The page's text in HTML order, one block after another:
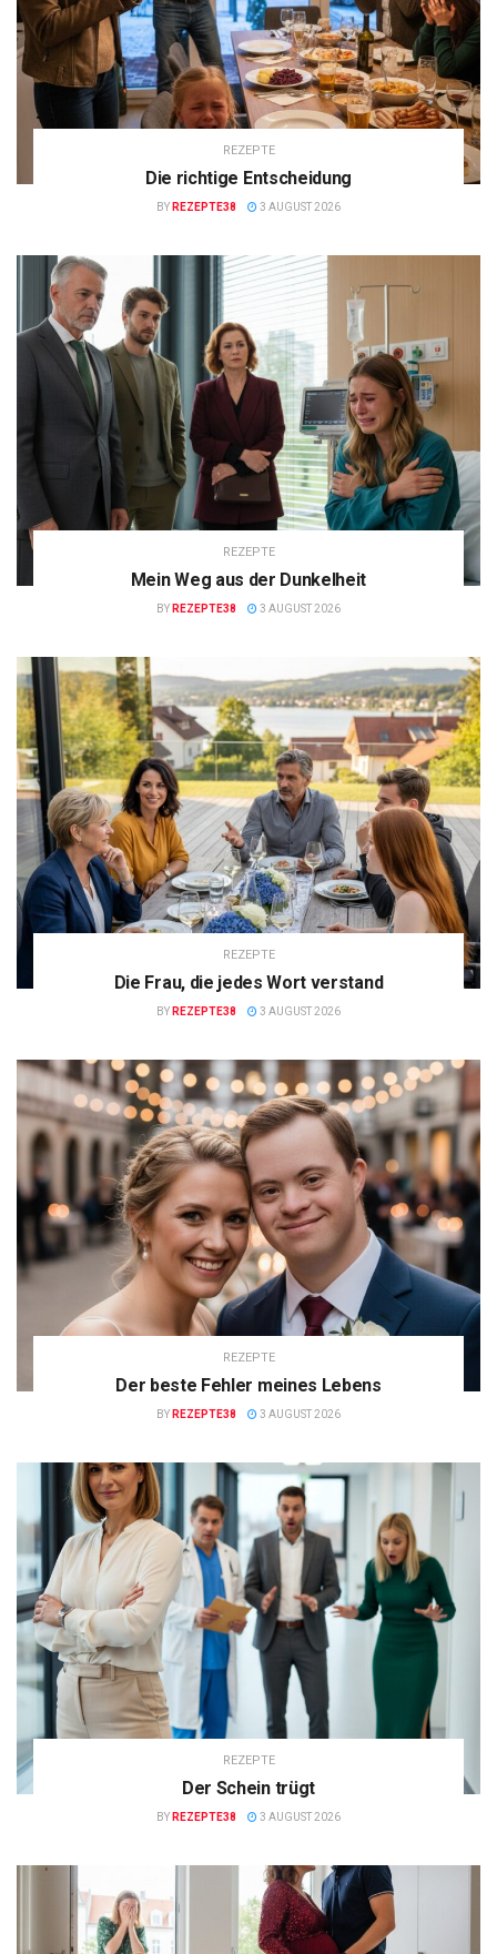
REZEPTE
Die richtige Entscheidung
BY REZEPTE38 3 AUGUST 2026
REZEPTE
Mein Weg aus der Dunkelheit
BY REZEPTE38 3 AUGUST 2026
REZEPTE
Die Frau, die jedes Wort verstand
BY REZEPTE38 3 AUGUST 2026
REZEPTE
Der beste Fehler meines Lebens
BY REZEPTE38 3 AUGUST 2026
REZEPTE
Der Schein trügt
BY REZEPTE38 3 AUGUST 2026